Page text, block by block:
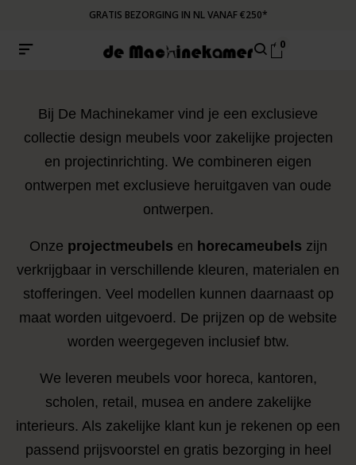
GRATIS BEZORGING IN NL VANAF €250*
0
Bij De Machinekamer vind je een exclusieve
collectie design meubels voor zakelijke projecten
en projectinrichting. We combineren eigen
ontwerpen met exclusieve heruitgaven van oude
ontwerpen.
Onze projectmeubels en horecameubels zijn
verkrijgbaar in verschillende kleuren, materialen en
stofferingen. Veel modellen kunnen daarnaast op
maat worden uitgevoerd. De prijzen op de website
worden weergegeven inclusief btw.
We leveren meubels voor horeca, kantoren,
scholen, retail, musea en andere zakelijke
interieurs. Als zakelijke klant kun je rekenen op een
passend prijsvoorstel en gratis bezorging in heel